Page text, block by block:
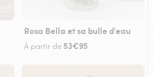
Rosa Bella et sa bulle d'eau
À partir de 53€95